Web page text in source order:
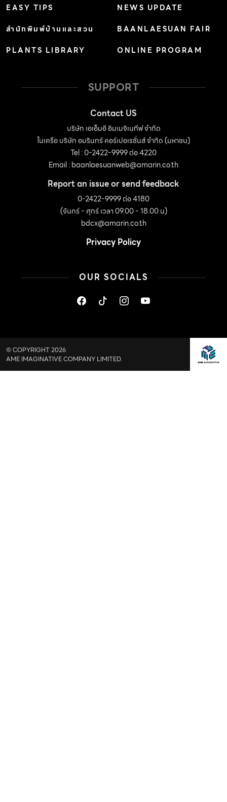
EASY TIPS
สำนักพิมพ์บ้านและสวน
PLANTS LIBRARY
NEWS UPDATE
BAANLAESUAN FAIR
ONLINE PROGRAM
SUPPORT
Contact US
บริษัท เอเอ็มอี อิมเมจิเนทีฟ จำกัด
ในเครือ บริษัท อมรินทร์ คอร์เปอเรชั่นส์ จำกัด (มหาชน)
Tel : 0-2422-9999 ต่อ 4220
Email :baanlaesuanweb@amarin.co.th
Report an issue or send feedback
0-2422-9999 ต่อ 4180
(จันทร์ - ศุกร์ เวลา 09.00 - 18.00 น)
bdcx@amarin.co.th
Privacy Policy
OUR SOCIALS
© COPYRIGHT 2026
AME IMAGINATIVE COMPANY LIMITED.